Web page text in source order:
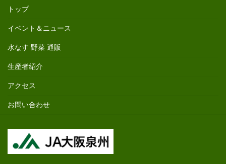
トップ
イベント＆ニュース
水なす 野菜 通販
生産者紹介
アクセス
お問い合わせ